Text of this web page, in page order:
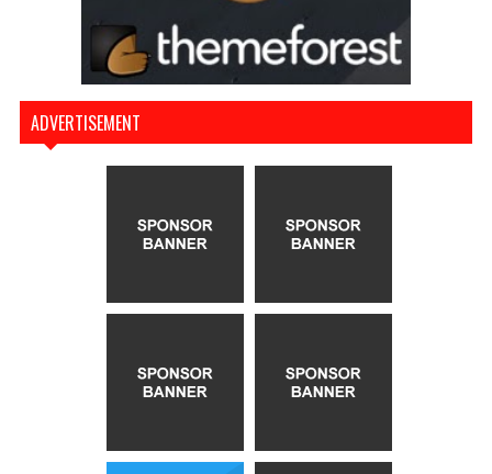
ADVERTISEMENT